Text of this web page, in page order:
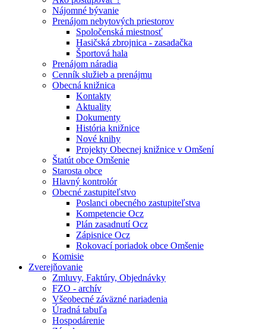
Nájomné bývanie
Prenájom nebytových priestorov
Spoločenská miestnosť
Hasičská zbrojnica - zasadačka
Športová hala
Prenájom náradia
Cenník služieb a prenájmu
Obecná knižnica
Kontakty
Aktuality
Dokumenty
História knižnice
Nové knihy
Projekty Obecnej knižnice v Omšení
Štatút obce Omšenie
Starosta obce
Hlavný kontrolór
Obecné zastupiteľstvo
Poslanci obecného zastupiteľstva
Kompetencie Ocz
Plán zasadnutí Ocz
Zápisnice Ocz
Rokovací poriadok obce Omšenie
Komisie
Zverejňovanie
Zmluvy, Faktúry, Objednávky
FZO - archív
Všeobecné záväzné nariadenia
Úradná tabuľa
Hospodárenie